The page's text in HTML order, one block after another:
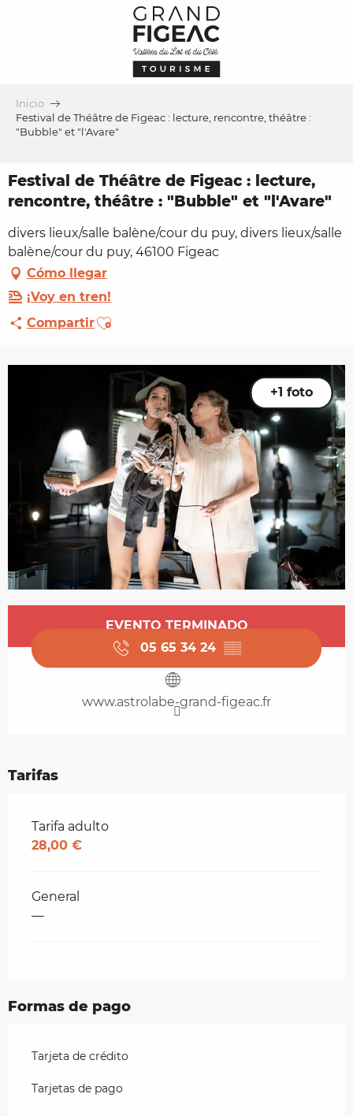
Inicio
Festival de Théâtre de Figeac : lecture, rencontre, théâtre :
"Bubble" et "l'Avare"
Festival de Théâtre de Figeac : lecture,
rencontre, théâtre : "Bubble" et "l'Avare"
divers lieux/salle balène/cour du puy, divers lieux/salle
balène/cour du puy, 46100 Figeac
Cómo llegar
¡Voy en tren!
CompartirAjouter aux favoris
+1 foto
Horarios y datos de contacto
EVENTO TERMINADO
05 65 34 24 ▒▒
www.astrolabe-grand-figeac.fr
Tarifas
Tarifas 2026
Tarifa adulto
28,00 €
General
—
Formas de pago
Tarjeta de crédito
Tarjetas de pago